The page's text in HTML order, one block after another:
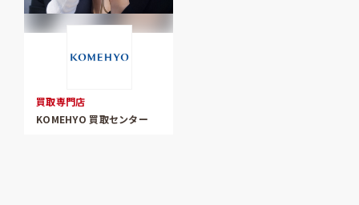
買取専門店
KOMEHYO 買取センター